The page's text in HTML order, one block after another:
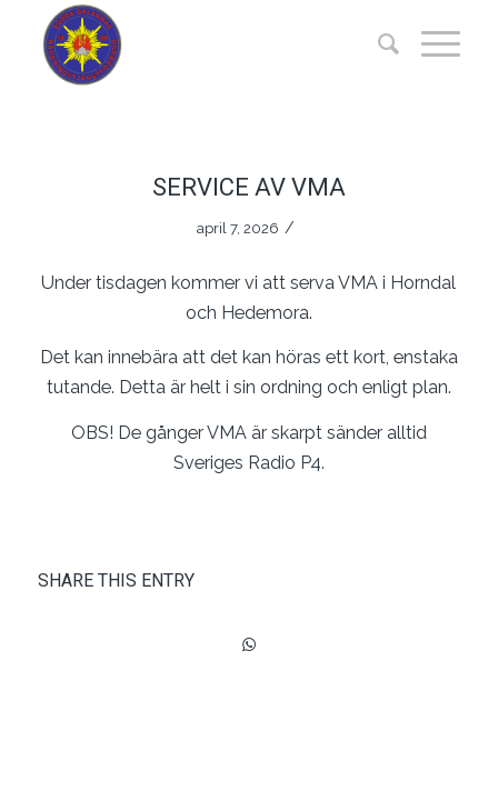
SERVICE AV VMA
april 7, 2026 /
Under tisdagen kommer vi att serva VMA i Horndal
och Hedemora.
Det kan innebära att det kan höras ett kort, enstaka
tutande. Detta är helt i sin ordning och enligt plan.
OBS! De gånger VMA är skarpt sänder alltid
Sveriges Radio P4.
SHARE THIS ENTRY